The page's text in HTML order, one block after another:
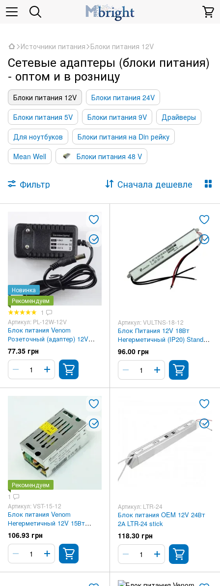
Источники питания Блоки питания 12V
Сетевые адаптеры (блоки питания)
- оптом и в розницу
Блоки питания 12V
Блоки питания 24V
Блоки питания 5V
Блоки питания 9V
Драйверы
Для ноутбуков
Блоки питания на Din рейку
Mean Well
Блоки питания 48 V
Фильтр Сначала дешевле
Новинка
Рекомендуем
1
Артикул: PL-12W-12V
Блок питания Venom
Розеточный (адаптер) 12V
12Вт
77.35 грн
Артикул: VULTNS-18-12
Блок Питания 12V 18Вт
Негерметичный (IP20) Standart
Ultra slim
96.00 грн
Рекомендуем
1
Артикул: VST-15-12
Блок питания Venom
Негерметичный 12V 15Вт
Standart
106.93 грн
Артикул: LTR-24
Блок питания OEM 12V 24Вт
2А LTR-24 stick
118.30 грн